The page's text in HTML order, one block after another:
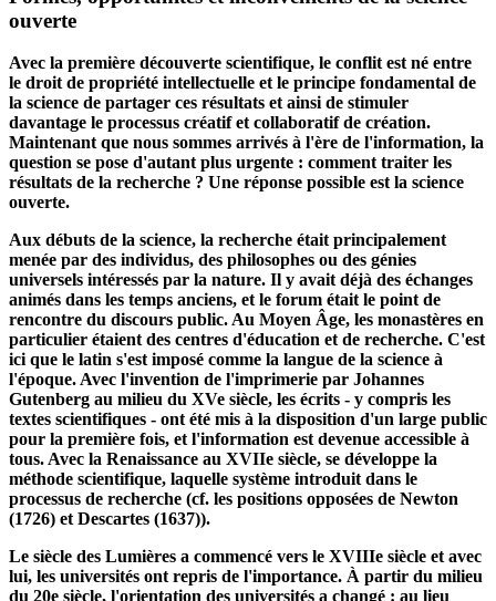
Ouverture ≠ ouverture
Formes, opportunités et inconvénients de la science
ouverte
Avec la première découverte scientifique, le conflit est né entre
le droit de propriété intellectuelle et le principe fondamental de
la science de partager ces résultats et ainsi de stimuler
davantage le processus créatif et collaboratif de création.
Maintenant que nous sommes arrivés à l'ère de l'information, la
question se pose d'autant plus urgente : comment traiter les
résultats de la recherche ? Une réponse possible est la science
ouverte.
Aux débuts de la science, la recherche était principalement
menée par des individus, des philosophes ou des génies
universels intéressés par la nature. Il y avait déjà des échanges
animés dans les temps anciens, et le forum était le point de
rencontre du discours public. Au Moyen Âge, les monastères en
particulier étaient des centres d'éducation et de recherche. C'est
ici que le latin s'est imposé comme la langue de la science à
l'époque. Avec l'invention de l'imprimerie par Johannes
Gutenberg au milieu du XVe siècle, les écrits - y compris les
textes scientifiques - ont été mis à la disposition d'un large public
pour la première fois, et l'information est devenue accessible à
tous. Avec la Renaissance au XVIIe siècle, se développe la
méthode scientifique, laquelle système introduit dans le
processus de recherche (cf. les positions opposées de Newton
(1726) et Descartes (1637)).